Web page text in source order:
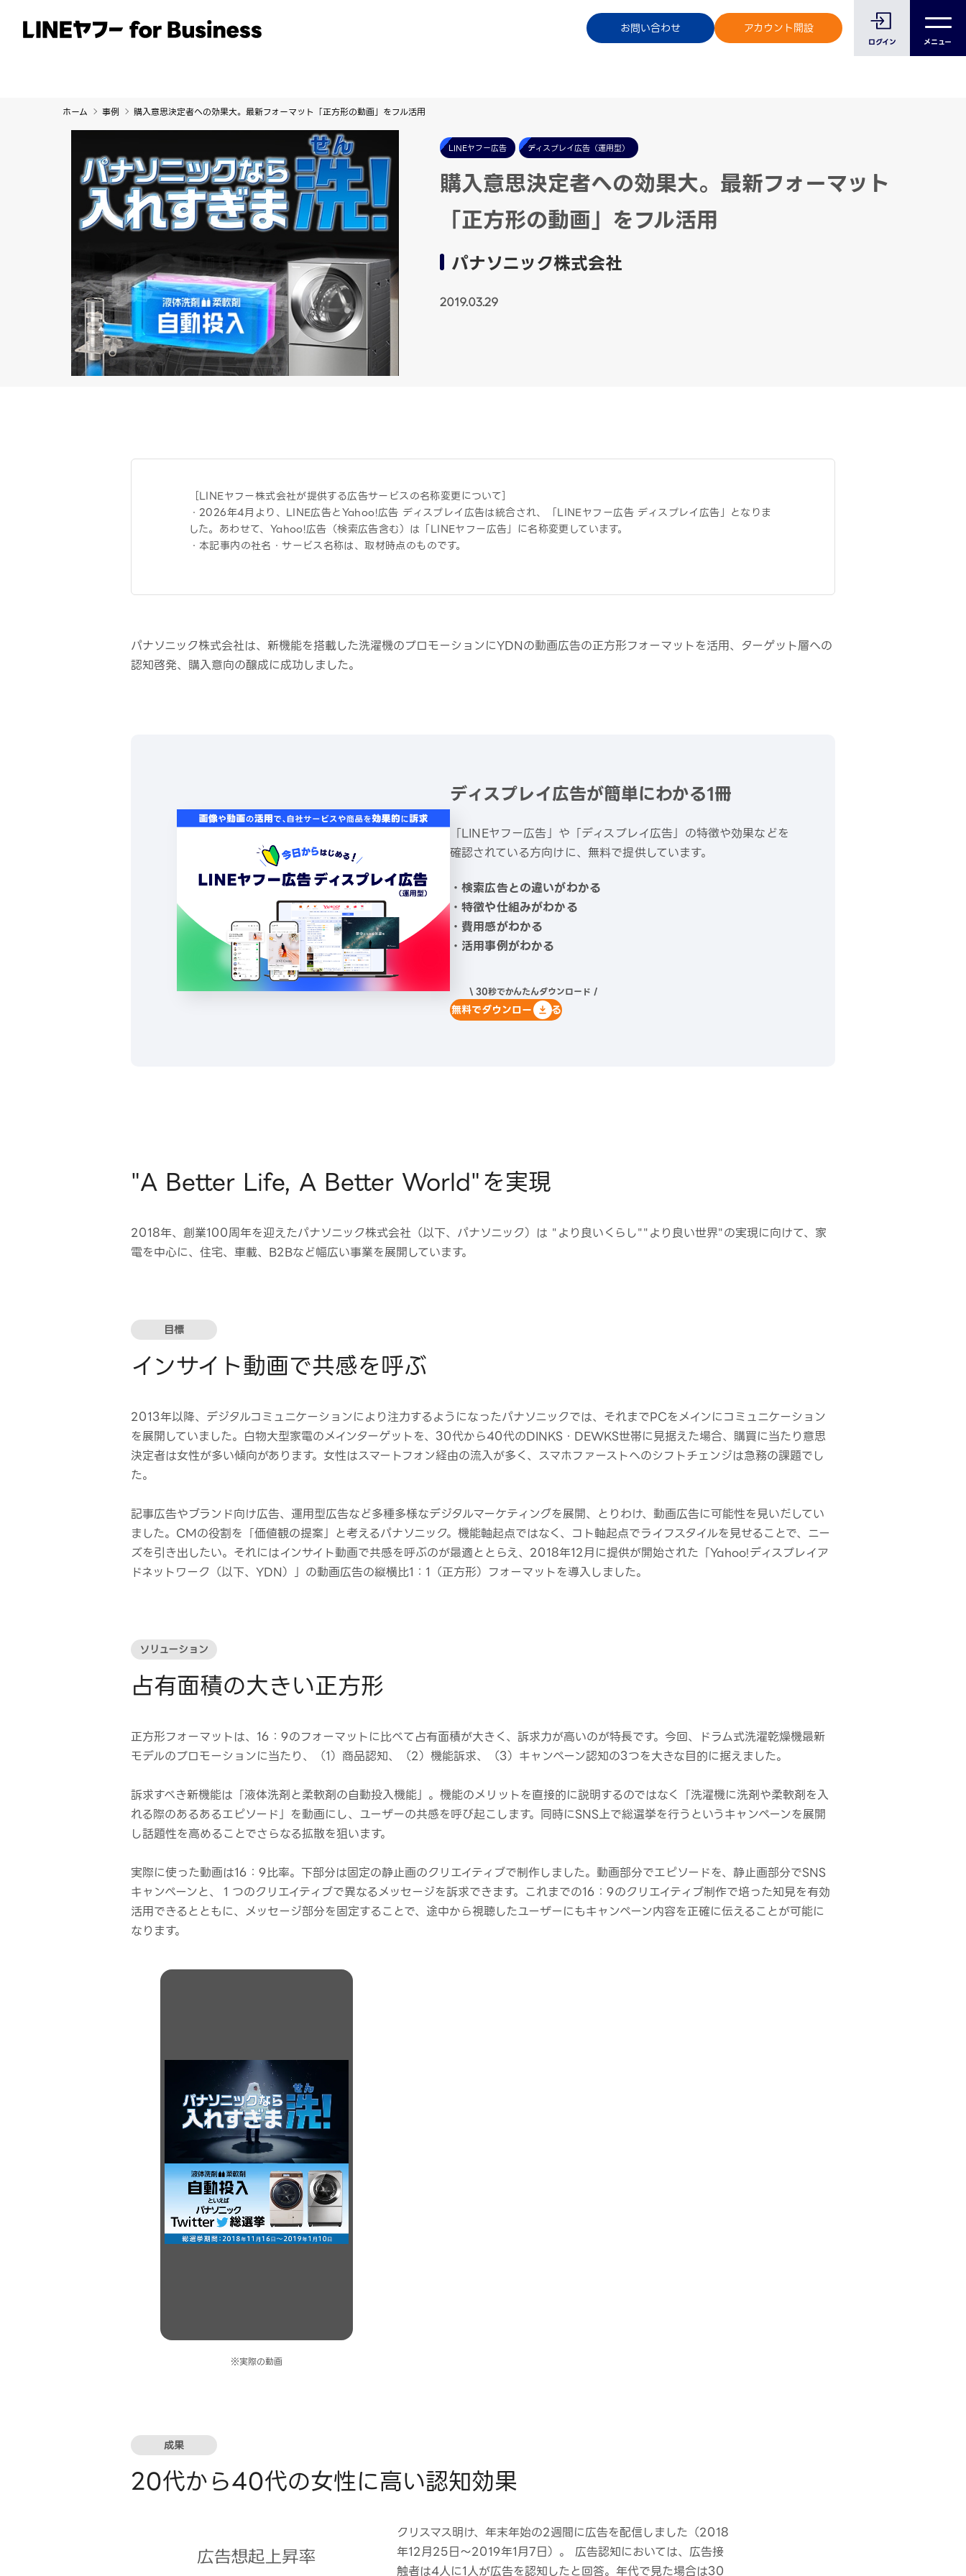
お問い合わせ アカウント開設
ログイン メニュー
サービス 事例 イベント・セミナー ご利用中のお客様へ
ホーム 事例 購入意思決定者への効果大。最新フォーマット「正方形の動画」をフル活用
LINEヤフー広告 ディスプレイ広告（運用型）
購入意思決定者への効果大。最新フォーマット
「正方形の動画」をフル活用
パナソニック株式会社
2019.03.29
［LINEヤフー株式会社が提供する広告サービスの名称変更について］
・2026年4月より、LINE広告とYahoo!広告 ディスプレイ広告は統合され、「LINEヤフー広告 ディスプレイ広告」となりま
した。あわせて、Yahoo!広告（検索広告含む）は「LINEヤフー広告」に名称変更しています。
・本記事内の社名・サービス名称は、取材時点のものです。
パナソニック株式会社は、新機能を搭載した洗濯機のプロモーションにYDNの動画広告の正方形フォーマットを活用、ターゲット層への
認知啓発、購入意向の醸成に成功しました。
ディスプレイ広告が簡単にわかる1冊
「LINEヤフー広告」や「ディスプレイ広告」の特徴や効果などを
確認されている方向けに、無料で提供しています。
・検索広告との違いがわかる
・特徴や仕組みがわかる
・費用感がわかる
・活用事例がわかる
\ 30秒でかんたんダウンロード /
無料でダウンロードする
"A Better Life, A Better World"を実現
2018年、創業100周年を迎えたパナソニック株式会社（以下、パナソニック）は "より良いくらし""より良い世界"の実現に向けて、家
電を中心に、住宅、車載、B2Bなど幅広い事業を展開しています。
目標
インサイト動画で共感を呼ぶ
2013年以降、デジタルコミュニケーションにより注力するようになったパナソニックでは、それまでPCをメインにコミュニケーション
を展開していました。白物大型家電のメインターゲットを、30代から40代のDINKS・DEWKS世帯に見据えた場合、購買に当たり意思
決定者は女性が多い傾向があります。女性はスマートフォン経由の流入が多く、スマホファーストへのシフトチェンジは急務の課題でし
た。
記事広告やブランド向け広告、運用型広告など多種多様なデジタルマーケティングを展開、とりわけ、動画広告に可能性を見いだしてい
ました。CMの役割を「価値観の提案」と考えるパナソニック。機能軸起点ではなく、コト軸起点でライフスタイルを見せることで、ニー
ズを引き出したい。それにはインサイト動画で共感を呼ぶのが最適ととらえ、2018年12月に提供が開始された「Yahoo!ディスプレイア
ドネットワーク（以下、YDN）」の動画広告の縦横比1：1（正方形）フォーマットを導入しました。
ソリューション
占有面積の大きい正方形
正方形フォーマットは、16：9のフォーマットに比べて占有面積が大きく、訴求力が高いのが特長です。今回、ドラム式洗濯乾燥機最新
モデルのプロモーションに当たり、（1）商品認知、（2）機能訴求、（3）キャンペーン認知の3つを大きな目的に据えました。
訴求すべき新機能は「液体洗剤と柔軟剤の自動投入機能」。機能のメリットを直接的に説明するのではなく「洗濯機に洗剤や柔軟剤を入
れる際のあるあるエピソード」を動画にし、ユーザーの共感を呼び起こします。同時にSNS上で総選挙を行うというキャンペーンを展開
し話題性を高めることでさらなる拡散を狙います。
実際に使った動画は16：9比率。下部分は固定の静止画のクリエイティブで制作しました。動画部分でエピソードを、静止画部分でSNS
キャンペーンと、１つのクリエイティブで異なるメッセージを訴求できます。これまでの16：9のクリエイティブ制作で培った知見を有効
活用できるとともに、メッセージ部分を固定することで、途中から視聴したユーザーにもキャンペーン内容を正確に伝えることが可能に
なります。
※実際の動画
成果
20代から40代の女性に高い認知効果
クリスマス明け、年末年始の2週間に広告を配信しました（2018
年12月25日〜2019年1月7日）。 広告認知においては、広告接
触者は4人に1人が広告を認知したと回答。年代で見た場合は30